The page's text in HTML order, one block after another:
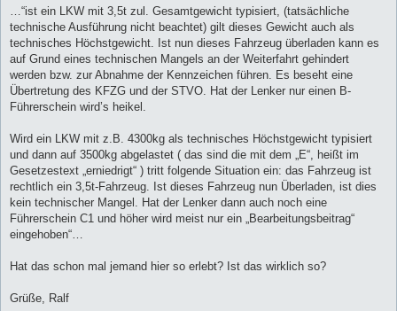
…“ist ein LKW mit 3,5t zul. Gesamtgewicht typisiert, (tatsächliche
technische Ausführung nicht beachtet) gilt dieses Gewicht auch als
technisches Höchstgewicht. Ist nun dieses Fahrzeug überladen kann es
auf Grund eines technischen Mangels an der Weiterfahrt gehindert
werden bzw. zur Abnahme der Kennzeichen führen. Es beseht eine
Übertretung des KFZG und der STVO. Hat der Lenker nur einen B-
Führerschein wird’s heikel.
Wird ein LKW mit z.B. 4300kg als technisches Höchstgewicht typisiert
und dann auf 3500kg abgelastet ( das sind die mit dem „E“, heißt im
Gesetzestext „erniedrigt“ ) tritt folgende Situation ein: das Fahrzeug ist
rechtlich ein 3,5t-Fahrzeug. Ist dieses Fahrzeug nun Überladen, ist dies
kein technischer Mangel. Hat der Lenker dann auch noch eine
Führerschein C1 und höher wird meist nur ein „Bearbeitungsbeitrag“
eingehoben“…
Hat das schon mal jemand hier so erlebt? Ist das wirklich so?
Grüße, Ralf